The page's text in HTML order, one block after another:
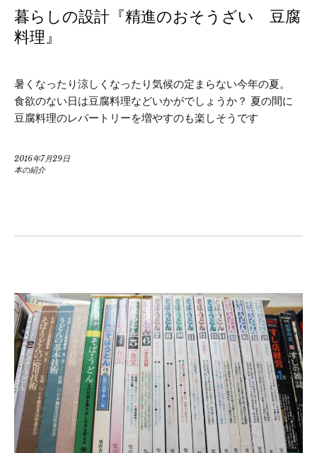
暮らしの設計『精進のおそうざい 豆腐
料理』
暑くなったり涼しくなったり気候の定まらない今年の夏。
食欲のない日は豆腐料理などいかがでしょうか？ 夏の間に
豆腐料理のレパートリーを増やすのも楽しそうです
2016年7月29日
本の紹介